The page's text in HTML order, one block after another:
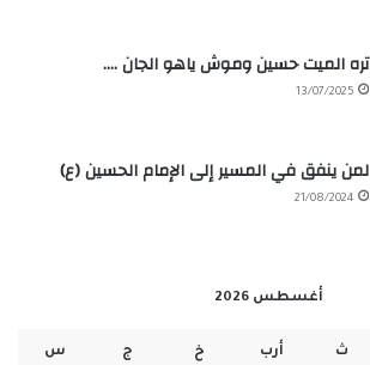
تره الميت حسين وموش ياهو الجان ….
13/07/2025
لمن ينفق في المسير إلى الإمام الحسين (ع)
21/08/2024
أغسطس 2026
ث أرب خ ج س